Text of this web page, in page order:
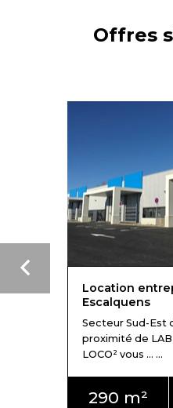
Offres
Location
Escalquens
Secteur Sud-Est
proximité de
LOCO² vous ... ...
290 m²